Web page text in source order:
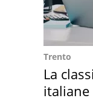
Trento
La
italiane